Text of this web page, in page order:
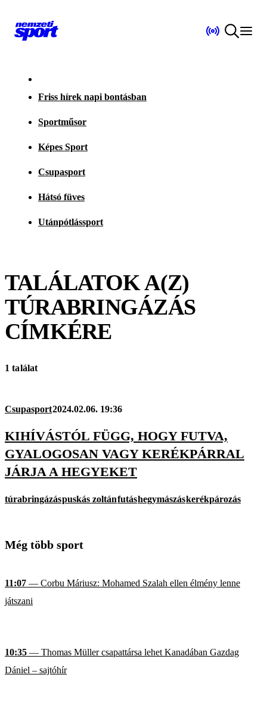
Friss hírek napi bontásban
Sportműsor
Képes Sport
Csupasport
Hátsó füves
Utánpótlássport
TALÁLATOK A(Z)
TÚRABRINGÁZÁS
CÍMKÉRE
1 találat
Csupasport2024.02.06. 19:36
KIHÍVÁSTÓL FÜGG, HOGY FUTVA,
GYALOGOSAN VAGY KERÉKPÁRRAL
JÁRJA A HEGYEKET
túrabringázáspuskás zoltánfutáshegymászáskerékpározás
Még több sport
11:07 — Corbu Máriusz: Mohamed Szalah ellen élmény lenne
játszani
10:35 — Thomas Müller csapattársa lehet Kanadában Gazdag
Dániel – sajtóhír